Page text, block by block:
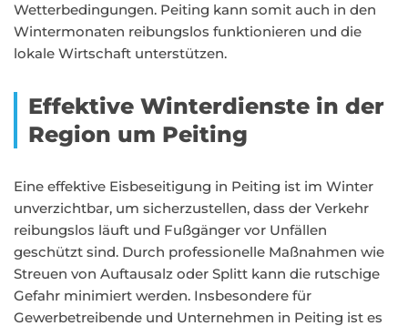
Wetterbedingungen. Peiting kann somit auch in den
Wintermonaten reibungslos funktionieren und die
lokale Wirtschaft unterstützen.
Effektive Winterdienste in der
Region um Peiting
Eine effektive Eisbeseitigung in Peiting ist im Winter
unverzichtbar, um sicherzustellen, dass der Verkehr
reibungslos läuft und Fußgänger vor Unfällen
geschützt sind. Durch professionelle Maßnahmen wie
Streuen von Auftausalz oder Splitt kann die rutschige
Gefahr minimiert werden. Insbesondere für
Gewerbetreibende und Unternehmen in Peiting ist es